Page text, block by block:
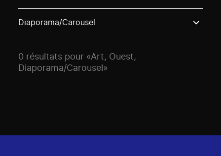
Diaporama/Carousel
0 résultats pour «Art, Ouest,
Diaporama/Carousel»